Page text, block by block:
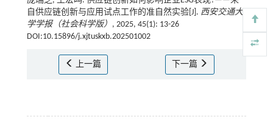
自供应链创新与应用试点工作的准自然实验[J]. 西安交通大
学学报（社会科学版） , 2025, 45(1): 13-26
DOI:10.15896/j.xjtuskxb.202501002
上一篇 下一篇